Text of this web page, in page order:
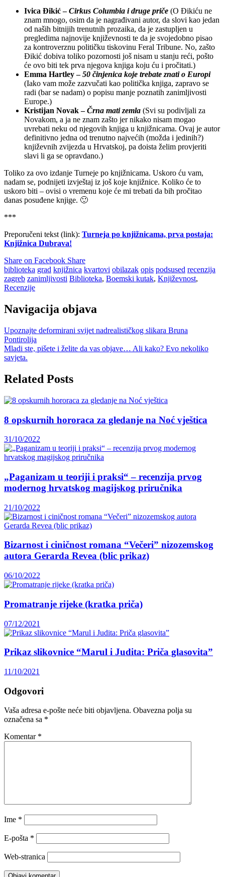
Ivica Đikić –Cirkus Columbia i druge priče (O Đikiću ne
znam mnogo, osim da je nagrađivani autor, da slovi kao jedan
od naših bitnijih trenutnih prozaika, da je zastupljen u
pregledima najnovije književnosti te da je svojedobno pisao
za kontroverznu političku tiskovinu Feral Tribune. No, zašto
Đikić dobiva toliko pozornosti još nisam u stanju reći, pošto
će ovo biti tek prva njegova knjiga koju ću i pročitati.)
Emma Hartley –50 činjenica koje trebate znati o Europi
(Iako vam može zazvučati kao politička knjiga, zapravo se
radi (bar se nadam) o popisu manje poznatih zanimljivosti
Europe.)
Kristijan Novak –Črna mati zemla (Svi su podivljali za
Novakom, a ja ne znam zašto jer nikako nisam mogao
uvrebati neku od njegovih knjiga u knjižnicama. Ovaj je autor
definitivno jedna od trenutno najvećih (možda i jedinih?)
književnih zvijezda u Hrvatskoj, pa doista želim provjeriti
slavi li ga se opravdano.)
Toliko za ovo izdanje Turneje po knjižnicama. Uskoro ću vam,
nadam se, podnijeti izvještaj iz još koje knjižnice. Koliko će to
uskoro biti – ovisi o vremenu koje će mi trebati da bih pročitao
danas posuđene knjige. 🙂
***
Preporučeni tekst (link): Turneja po knjižnicama, prva postaja:
Knjižnica Dubrava!
Share on Facebook Share
biblioteka grad knjižnica kvartovi obilazak opis podsused recenzija
zagreb zanimljivosti Biblioteka, Boemski kutak, Književnost,
Recenzije
Navigacija objava
Upoznajte deformirani svijet nadrealističkog slikara Bruna
Pontirolija
Mladi ste, pišete i želite da vas objave… Ali kako? Evo nekoliko
savjeta.
Related Posts
8 opskurnih hororaca za gledanje na Noć vještica
31/10/2022
„Paganizam u teoriji i praksi“ – recenzija prvog
modernog hrvatskog magijskog priručnika
21/10/2022
Bizarnost i ciničnost romana “Večeri” nizozemskog
autora Gerarda Revea (blic prikaz)
06/10/2022
Promatranje rijeke (kratka priča)
07/12/2021
Prikaz slikovnice “Marul i Judita: Priča glasovita”
11/10/2021
Odgovori
Vaša adresa e-pošte neće biti objavljena. Obavezna polja su
označena sa *
Komentar *
Ime *
E-pošta *
Web-stranica